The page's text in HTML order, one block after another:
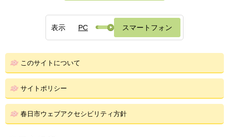
表示 PC スマートフォン
このサイトについて
サイトポリシー
春日市ウェブアクセシビリティ方針